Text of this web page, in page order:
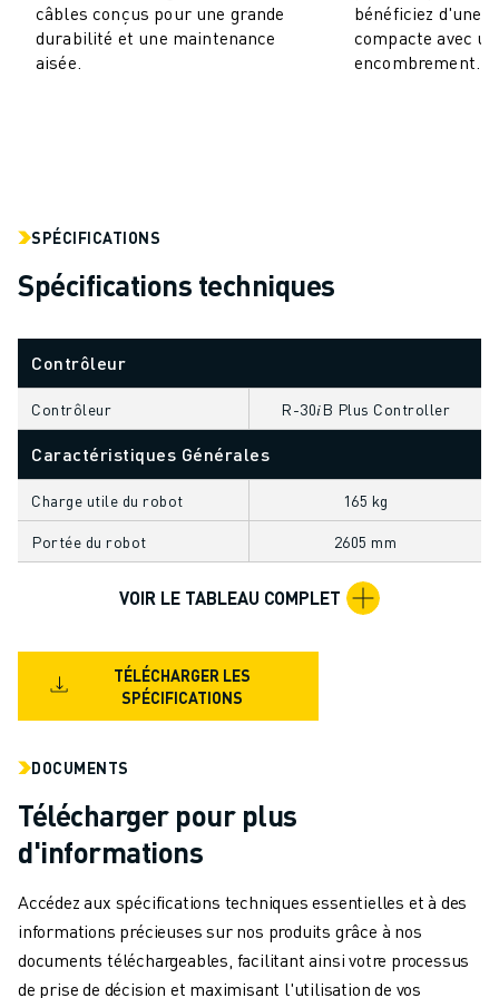
VÉHICULES ÉLECTRIQUES
ÉLECTRONIQUE
TOUTES LES APPLICATIONS
SOUDAGE À L'ARC
RECTIFICATION CNC
FRAISAGE CNC
TOURNAGE CNC
PERÇAGE ET TARAUDAGE À GRANDE VITESSE
MOULAGE PAR INJECTION
ENTRETIEN DES MACHINES
MANUTENTION
PEINTURE
SOUDAGE PAR POINTS
TÉMOIGNAGES
SERVICE CLIENTÈLE
FANUC PLANS
TERRAIN ET MAINTENANCE
SUPPORT TECHNIQUE À DISTANCE
PIÈCES DE RECHANGE
REMISE À NEUF
OUTILS DE SERVICE NUMÉRIQUE
CENTRE DE TÉLÉCHARGEMENT " MYFANUC
FORMATION ET ÉDUCATION
câbles conçus pour une grande
durabilité et une maintenance
aisée.
bénéficiez d'une
compacte avec
encombrement.
SPÉCIFICATIONS
Spécifications techniques
Contrôleur
Contrôleur R-30𝑖B Plus Controller
Caractéristiques Générales
Charge utile du robot 165 kg
Portée du robot 2605 mm
VOIR LE TABLEAU COMPLET
TÉLÉCHARGER LES
SPÉCIFICATIONS
DOCUMENTS
Télécharger pour plus
d'informations
Accédez aux spécifications techniques essentielles et à des
informations précieuses sur nos produits grâce à nos
documents téléchargeables, facilitant ainsi votre processus
de prise de décision et maximisant l'utilisation de vos